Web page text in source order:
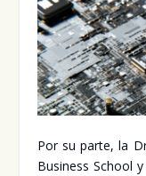
Por su par­te, la
Busi­ness School